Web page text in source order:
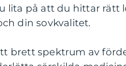
lita på att du hittar rätt
din sovkvalitet.
brett spektrum av